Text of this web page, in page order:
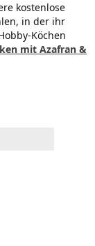
kostenlose
in der ihr
Köchen
mit Azafran &